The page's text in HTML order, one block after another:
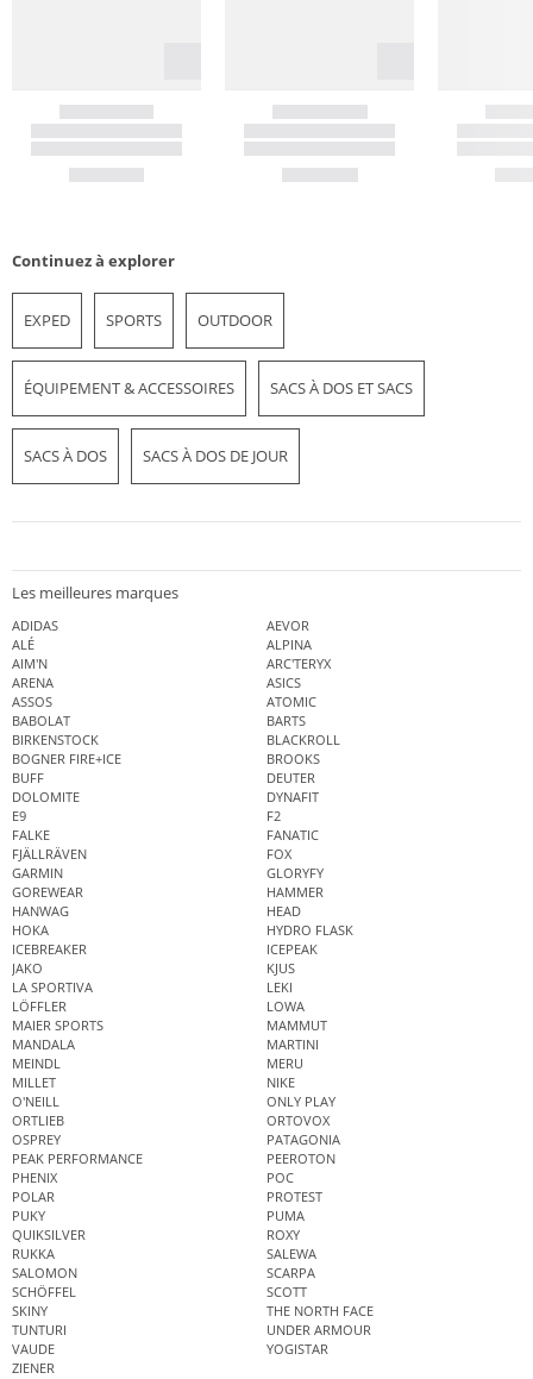
Continuez à explorer
EXPED SPORTS OUTDOOR
ÉQUIPEMENT & ACCESSOIRES SACS À DOS ET SACS
SACS À DOS SACS À DOS DE JOUR
Les meilleures marques
ADIDAS
AEVOR
ALÉ
ALPINA
AIM'N
ARC'TERYX
ARENA
ASICS
ASSOS
ATOMIC
BABOLAT
BARTS
BIRKENSTOCK
BLACKROLL
BOGNER FIRE+ICE
BROOKS
BUFF
DEUTER
DOLOMITE
DYNAFIT
E9
F2
FALKE
FANATIC
FJÄLLRÄVEN
FOX
GARMIN
GLORYFY
GOREWEAR
HAMMER
HANWAG
HEAD
HOKA
HYDRO FLASK
ICEBREAKER
ICEPEAK
JAKO
KJUS
LA SPORTIVA
LEKI
LÖFFLER
LOWA
MAIER SPORTS
MAMMUT
MANDALA
MARTINI
MEINDL
MERU
MILLET
NIKE
O'NEILL
ONLY PLAY
ORTLIEB
ORTOVOX
OSPREY
PATAGONIA
PEAK PERFORMANCE
PEEROTON
PHENIX
POC
POLAR
PROTEST
PUKY
PUMA
QUIKSILVER
ROXY
RUKKA
SALEWA
SALOMON
SCARPA
SCHÖFFEL
SCOTT
SKINY
THE NORTH FACE
TUNTURI
UNDER ARMOUR
VAUDE
YOGISTAR
ZIENER